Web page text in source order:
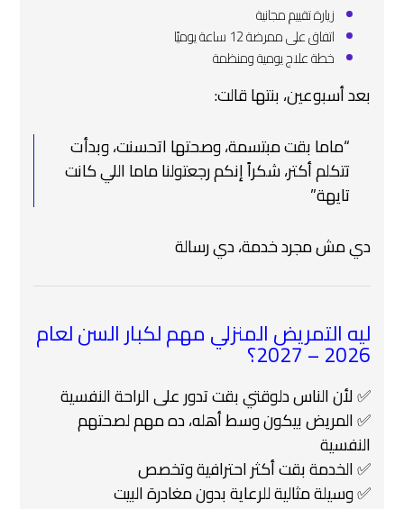
زيارة تقييم مجانية
اتفاق على ممرضة 12 ساعة يوميًا
خطة علاج يومية ومنظمة
بعد أسبوعين، بنتها قالت:
“ماما بقت مبتسمة، وصحتها اتحسنت، وبدأت
تتكلم أكتر، شكراً إنكم رجعتولنا ماما اللي كانت
تايهة”
دي مش مجرد خدمة، دي رسالة
ليه التمريض المنزلي مهم لكبار السن لعام
2026 – 2027؟
✅ لأن الناس دلوقتي بقت تدور على الراحة النفسية
✅ المريض بيكون وسط أهله، ده مهم لصحتهم
النفسية
✅ الخدمة بقت أكثر احترافية وتخصص
✅ وسيلة مثالية للرعاية بدون مغادرة البيت